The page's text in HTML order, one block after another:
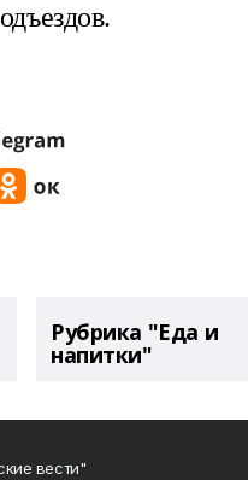
Рубрика "Еда и
напитки"
вести"